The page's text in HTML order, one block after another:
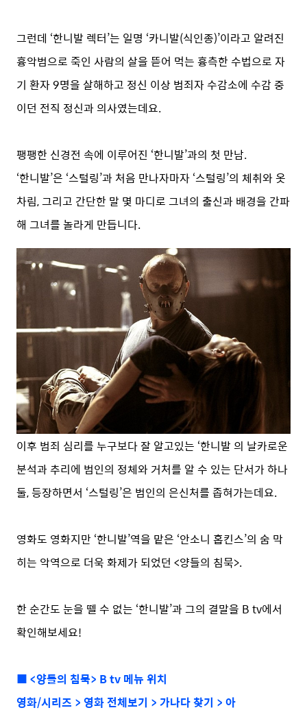
그런데 ‘한니발 렉터’는 일명 ‘카니발(식인종)’이라고 알려진
흉악범으로 죽인 사람의 살을 뜯어 먹는 흉측한 수법으로 자
기 환자 9명을 살해하고 정신 이상 범죄자 수감소에 수감 중
이던 전직 정신과 의사였는데요.
팽팽한 신경전 속에 이루어진 ‘한니발’과의 첫 만남.
‘한니발’은 ‘스털링’과 처음 만나자마자 ‘스털링’의 체취와 옷
차림, 그리고 간단한 말 몇 마디로 그녀의 출신과 배경을 간파
해 그녀를 놀라게 만듭니다.
이후 범죄 심리를 누구보다 잘 알고있는 ‘한니발 의 날카로운
분석과 추리에 범인의 정체와 거처를 알 수 있는 단서가 하나
둘, 등장하면서 ‘스털링’은 범인의 은신처를 좁혀가는데요.
영화도 영화지만 ‘한니발’역을 맡은 ‘안소니 홉킨스’의 숨 막
히는 악역으로 더욱 화제가 되었던 <양들의 침묵>.
한 순간도 눈을 뗄 수 없는 ‘한니발’과 그의 결말을 B tv에서
확인해보세요!
■ <양들의 침묵> B tv 메뉴 위치
영화/시리즈 > 영화 전체보기 > 가나다 찾기 > 아